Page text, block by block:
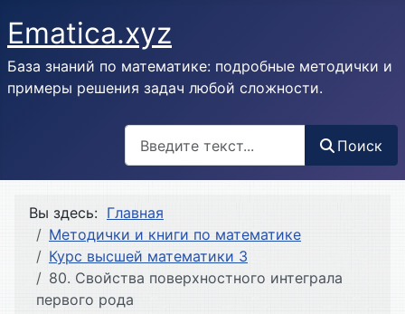
Ematica.xyz
База знаний по математике: подробные методички и
примеры решения задач любой сложности.
Поиск
Вы здесь: Главная
Методички и книги по математике
Курс высшей математики 3
80. Свойства поверхностного интеграла
первого рода